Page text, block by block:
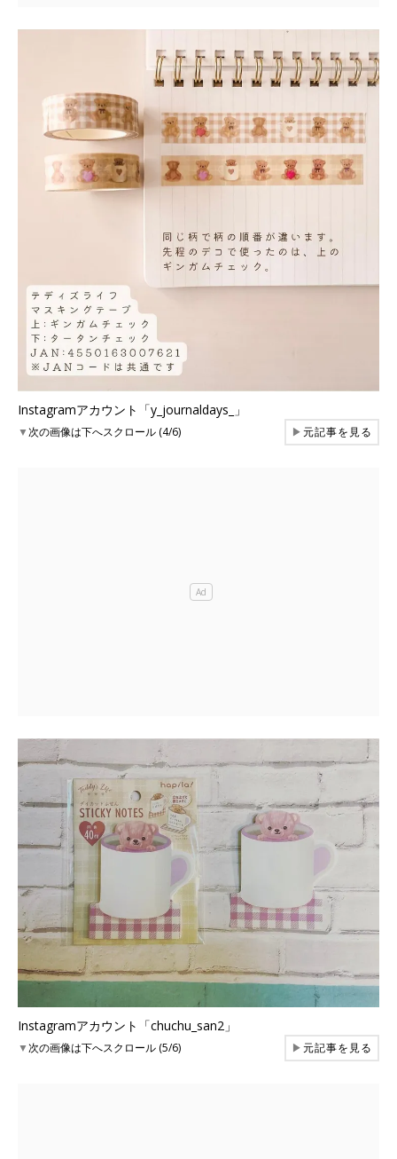
Instagramアカウント「y_journaldays_」
▼次の画像は下へスクロール (4/6) ▶元記事を見る
Instagramアカウント「chuchu_san2」
▼次の画像は下へスクロール (5/6) ▶元記事を見る